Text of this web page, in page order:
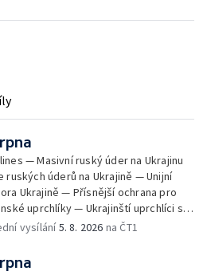
— Masivní ruský úder na Ukrajinu
ruských úderů na Ukrajině — Unijní
Ukrajině — Přísnější ochrana pro
uprchlíky — Ukrajinští uprchlíci s
ochranou v Česku — Uprchlíci s
Hašení skládky — Srážka nákladního
vysílání5. 8. 2026 na ČT1